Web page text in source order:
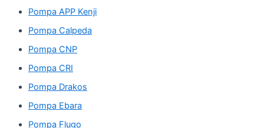
Pompa APP Kenji
Pompa Calpeda
Pompa CNP
Pompa CRI
Pompa Drakos
Pompa Ebara
Pompa Flugo